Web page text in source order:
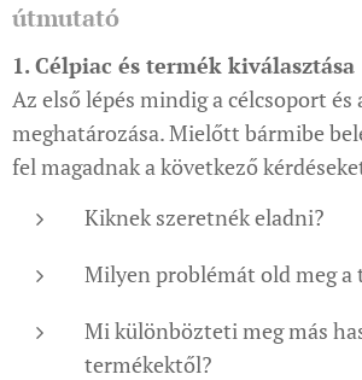
útmutató
1. Célpiac és termék kiválasztása
Az első lépés mindig a célcsoport és
meghatározása. Mielőtt bármibe
fel magadnak a következő
Kiknek szeretnék eladni?
Milyen problémát old meg a
Mi különbözteti meg más
termékektől?